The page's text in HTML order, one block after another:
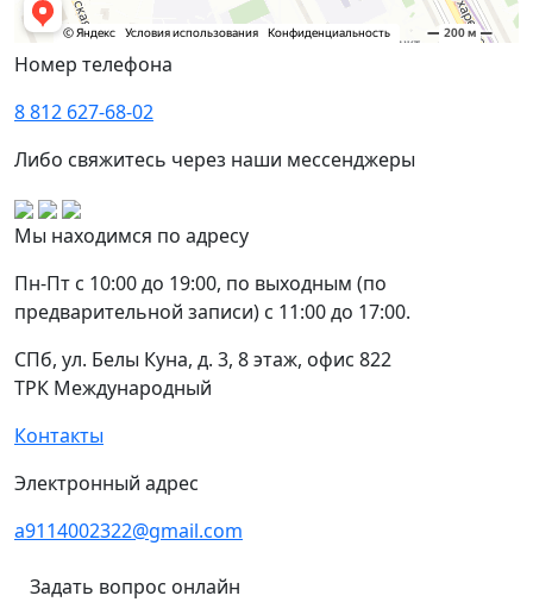
Номер телефона
8 812 627-68-02
Либо свяжитесь через наши мессенджеры
Мы находимся по адресу
Пн-Пт с 10:00 до 19:00, по выходным (по
предварительной записи) с 11:00 до 17:00.
СПб, ул. Белы Куна, д. 3, 8 этаж, офис 822
ТРК Международный
Контакты
Электронный адрес
a9114002322@gmail.com
Задать вопрос онлайн